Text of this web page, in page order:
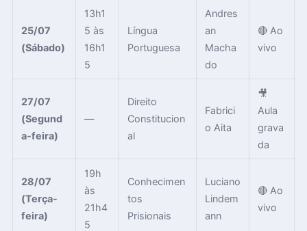
25/07
(Sábado)
13h1
5 às
16h1
5
Língua
Portuguesa
Andres
an
Macha
do
🔴 Ao
vivo
27/07
(Segund
a-feira)
—
Direito
Constitucion
al
Fabrici
o Aita
🎥
Aula
grava
da
28/07
(Terça-
feira)
19h
às
21h4
5
Conhecimen
tos
Prisionais
Luciano
Lindem
ann
🔴 Ao
vivo